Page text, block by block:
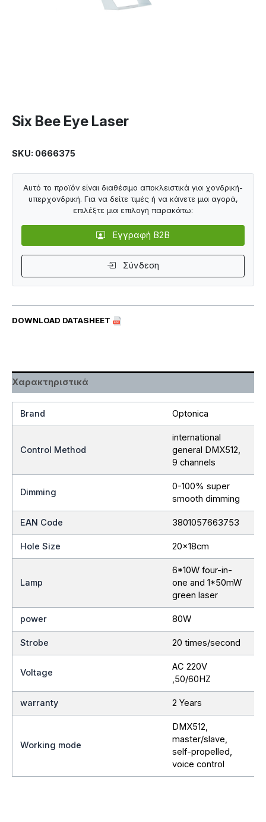
Six Bee Eye Laser
SKU: 0666375
DOWNLOAD DATASHEET
Αυτό το προϊόν είναι διαθέσιμο αποκλειστικά για χονδρική-
υπερχονδρική. Για να δείτε τιμές ή να κάνετε μια αγορά,
επιλέξτε μια επιλογή παρακάτω:
Εγγραφή B2B
Σύνδεση
Χαρακτηριστικά
Brand Optonica
Control Method
international
general DMX512,
9 channels
Dimming
0-100% super
smooth dimming
EAN Code 3801057663753
Hole Size 20x18cm
Lamp
6*10W four-in-
one and 1*50mW
green laser
power 80W
Strobe 20 times/second
Voltage
AC 220V
,50/60HZ
warranty 2 Years
Working mode
DMX512,
master/slave,
self-propelled,
voice control